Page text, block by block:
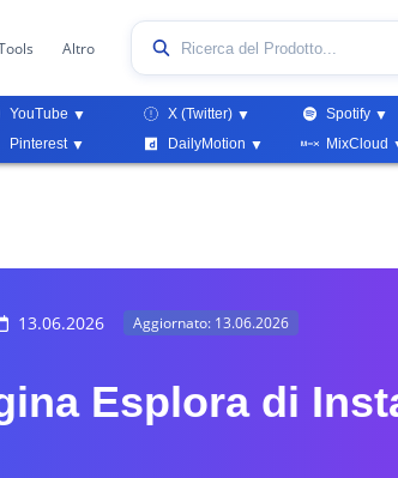
Altro
YouTube X (Twitter) Spotify
Pinterest DailyMotion MixCloud
13.06.2026 Aggiornato: 13.06.2026
Esplora di